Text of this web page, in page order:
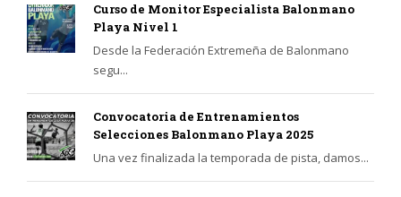
Curso de Monitor Especialista Balonmano
Playa Nivel 1
Desde la Federación Extremeña de Balonmano
segu...
Convocatoria de Entrenamientos
Selecciones Balonmano Playa 2025
Una vez finalizada la temporada de pista, damos...